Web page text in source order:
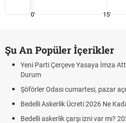
0' 15'
Şu An Popüler İçerikler
Yeni Parti Çerçeve Yasaya İmza
Durum
Şöförler Odası cumartesi, pazar
Bedelli Askerlik Ücreti 2026 Ne
Bedelli askerlik çarşı izni var mı?